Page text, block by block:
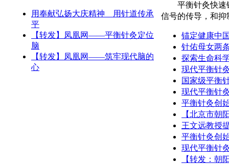
用奉献弘扬大庆精神 用针道传承
平
【转发】凤凰网——平衡针灸定位
脑
【转发】凤凰网——筑牢现代脑的
心
平衡针灸快速
信号的传导，和抑
锚定健康中
针佑母女两
探索生命科
现代平衡针
国家级平衡
现代平衡针
平衡针灸创
【北京市朝
王文远教授
平衡针灸创
现代平衡针
【转发：朝